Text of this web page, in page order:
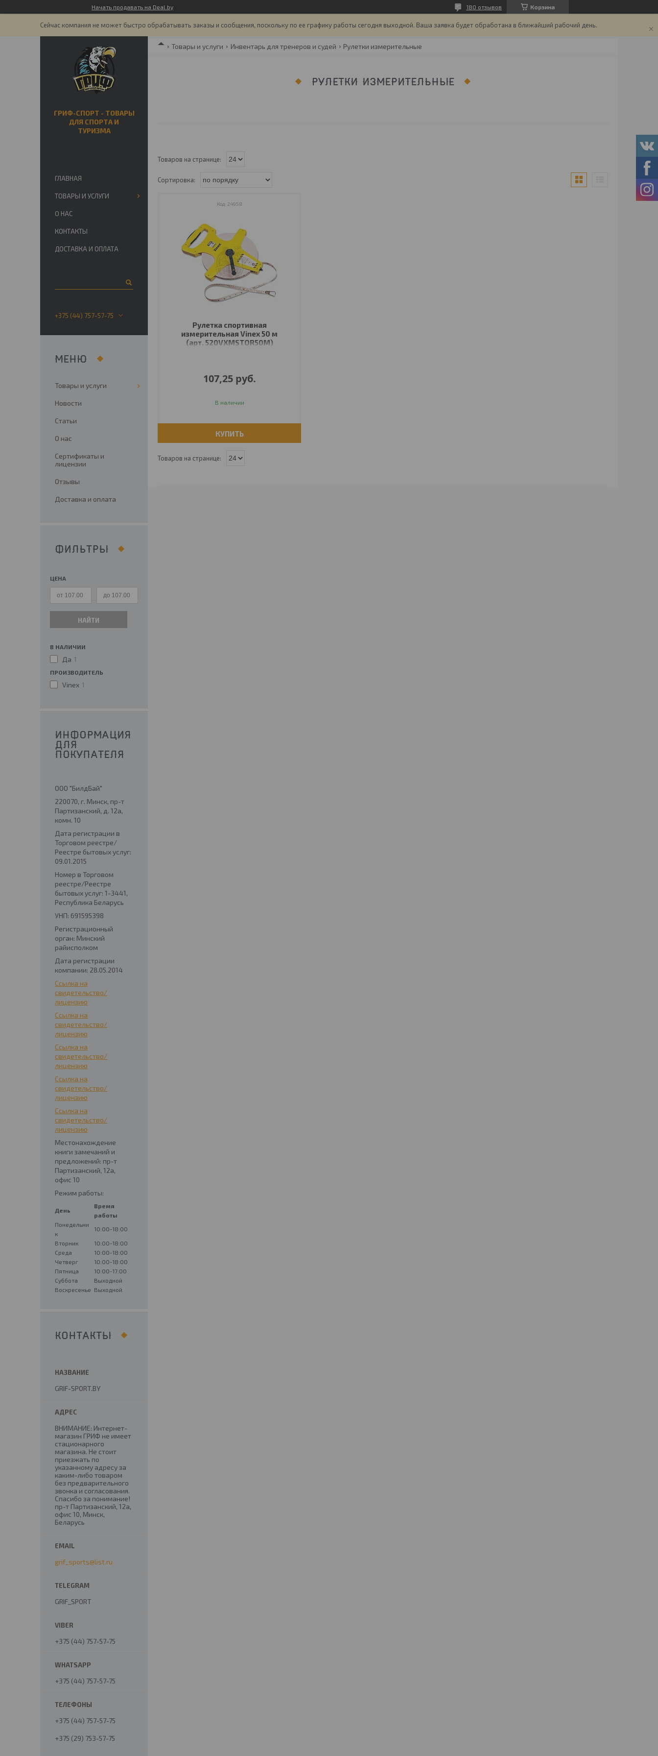
Начать продавать на Deal.by Корзина
180 отзывов
Сейчас компания не может быстро обрабатывать заказы и сообщения, поскольку по ее графику работы сегодня выходной. Ваша заявка будет обработана в ближайший рабочий день.
Товары и услуги Инвентарь для тренеров и судей Рулетки измерительные
РУЛЕТКИ ИЗМЕРИТЕЛЬНЫЕ
24958
Рулетка спортивная
измерительная Vinex 50 м
(арт. 520VXMSTOR50M)
107,25 руб.
В наличии
КУПИТЬ
ГРИФ-СПОРТ - ТОВАРЫ
ДЛЯ СПОРТА И
ТУРИЗМА
ГЛАВНАЯ
ТОВАРЫ И УСЛУГИ
О НАС
КОНТАКТЫ
ДОСТАВКА И ОПЛАТА
+375 (44) 757-57-75
Товары и услуги
Новости
Статьи
О нас
Сертификаты и
лицензии
Отзывы
Доставка и оплата
ФИЛЬТРЫ
ЦЕНА
НАЙТИ
В НАЛИЧИИ
Да 1
ПРОИЗВОДИТЕЛЬ
Vinex 1
ИНФОРМАЦИЯ
ДЛЯ
ПОКУПАТЕЛЯ
ООО "БилдБай"
220070, г. Минск, пр-т
Партизанский, д. 12а,
комн. 10
Дата регистрации в
Торговом реестре/
Реестре бытовых услуг:
09.01.2015
Номер в Торговом
реестре/Реестре
бытовых услуг: 1-3441,
Республика Беларусь
УНП: 691595398
Регистрационный
орган: Минский
райисполком
Дата регистрации
компании: 28.05.2014
Ссылка на
свидетельство/
лицензию
Ссылка на
свидетельство/
лицензию
Ссылка на
свидетельство/
лицензию
Ссылка на
свидетельство/
лицензию
Ссылка на
свидетельство/
лицензию
Местонахождение
книги замечаний и
предложений: пр-т
Партизанский, 12а,
офис 10
Режим работы:
День
Время
работы
Понедельни
к
10:00-18:00
Вторник
10:00-18:00
Среда
10:00-18:00
Четверг
10:00-18:00
Пятница
10:00-17:00
Суббота
Выходной
Воскресенье Выходной
КОНТАКТЫ
GRIF-SPORT.BY
ВНИМАНИЕ: Интернет-
магазин ГРИФ не имеет
стационарного
магазина. Не стоит
приезжать по
указанному адресу за
каким-либо товаром
без предварительного
звонка и согласования.
Спасибо за понимание!
пр-т Партизанский, 12а,
офис 10, Минск,
Беларусь
grif_sports@list.ru
GRIF_SPORT
+375 (44) 757-57-75
+375 (44) 757-57-75
+375 (44) 757-57-75
+375 (29) 753-57-75